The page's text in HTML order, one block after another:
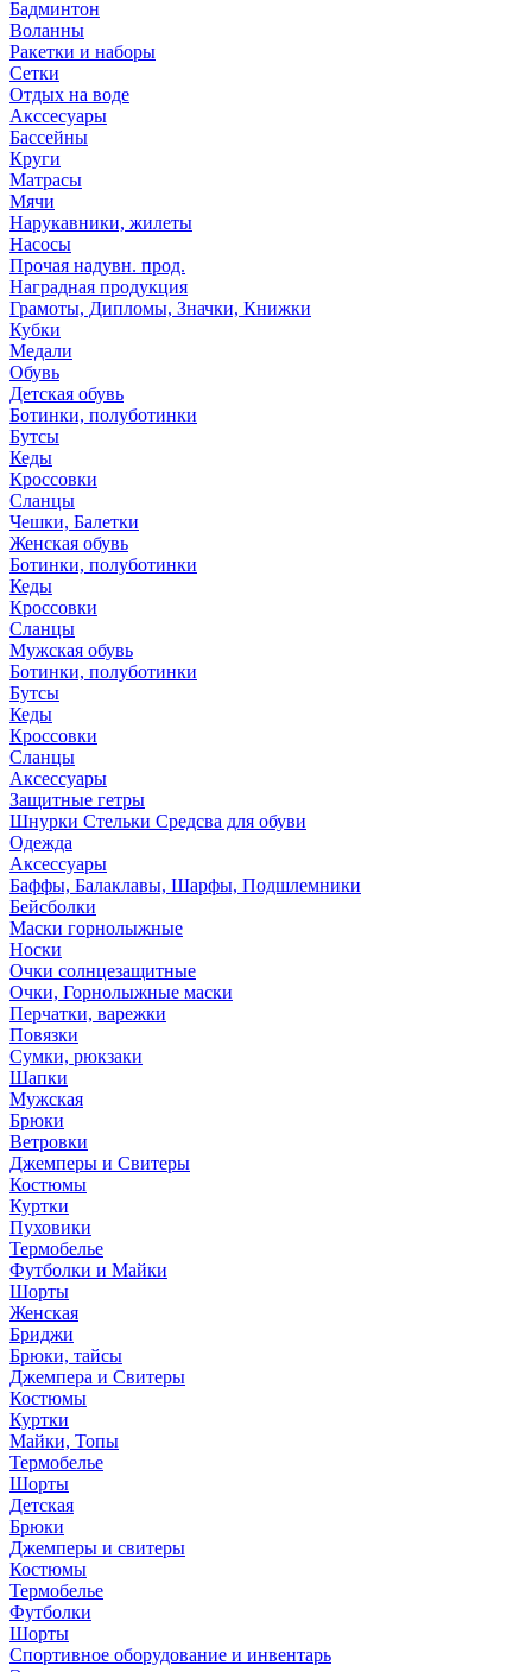
Бадминтон
Воланны
Ракетки и наборы
Сетки
Отдых на воде
Акссесуары
Бассейны
Круги
Матрасы
Мячи
Нарукавники, жилеты
Насосы
Прочая надувн. прод.
Наградная продукция
Грамоты, Дипломы, Значки, Книжки
Кубки
Медали
Обувь
Детская обувь
Ботинки, полуботинки
Бутсы
Кеды
Кроссовки
Сланцы
Чешки, Балетки
Женская обувь
Ботинки, полуботинки
Кеды
Кроссовки
Сланцы
Мужская обувь
Ботинки, полуботинки
Бутсы
Кеды
Кроссовки
Сланцы
Аксессуары
Защитные гетры
Шнурки Стельки Средсва для обуви
Одежда
Аксессуары
Баффы, Балаклавы, Шарфы, Подшлемники
Бейсболки
Маски горнолыжные
Носки
Очки солнцезащитные
Очки, Горнолыжные маски
Перчатки, варежки
Повязки
Сумки, рюкзаки
Шапки
Мужская
Брюки
Ветровки
Джемперы и Свитеры
Костюмы
Куртки
Пуховики
Термобелье
Футболки и Майки
Шорты
Женская
Бриджи
Брюки, тайсы
Джемпера и Свитеры
Костюмы
Куртки
Майки, Топы
Термобелье
Шорты
Детская
Брюки
Джемперы и свитеры
Костюмы
Термобелье
Футболки
Шорты
Спортивное оборудование и инвентарь